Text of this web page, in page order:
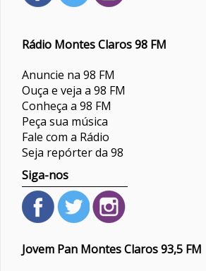
Rádio Montes Claros 98 FM
Anuncie na 98 FM
Ouça e veja a 98 FM
Conheça a 98 FM
Peça sua música
Fale com a Rádio
Seja repórter da 98
Siga-nos
Jovem Pan Montes Claros 93,5 FM